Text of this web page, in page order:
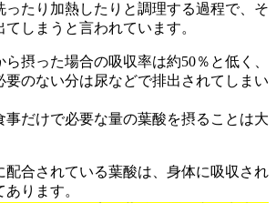
ったり加熱したりと調理する過程で、そ
しまうと言われています。
摂った場合の吸収率は約50％と低く、
要のない分は尿などで排出されてしまい
事だけで必要な量の葉酸を摂ることは大
配合されている葉酸は、身体に吸収され
ります。